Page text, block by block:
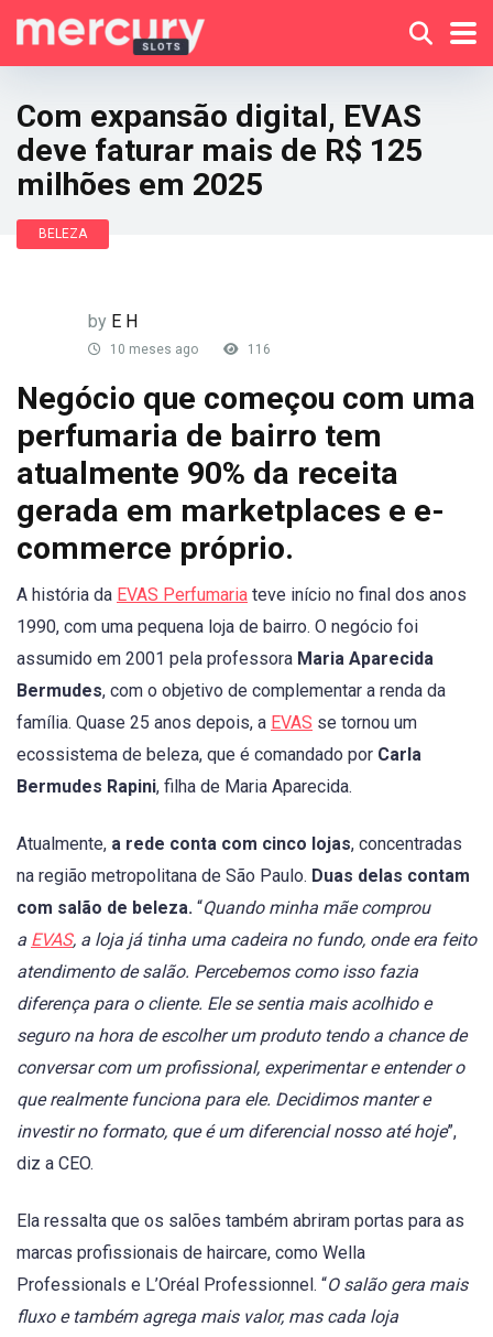
Com expansão digital, EVAS
deve faturar mais de R$ 125
milhões em 2025
BELEZA
by E H
10 meses ago 116
Negócio que começou com uma
perfumaria de bairro tem
atualmente 90% da receita
gerada em marketplaces e e-
commerce próprio.
A história da EVAS Perfumaria teve início no final dos anos
1990, com uma pequena loja de bairro. O negócio foi
assumido em 2001 pela professora Maria Aparecida
Bermudes, com o objetivo de complementar a renda da
família. Quase 25 anos depois, a EVAS se tornou um
ecossistema de beleza, que é comandado por Carla
Bermudes Rapini, filha de Maria Aparecida.
Atualmente, a rede conta com cinco lojas, concentradas
na região metropolitana de São Paulo. Duas delas contam
com salão de beleza. “Quando minha mãe comprou
a EVAS, a loja já tinha uma cadeira no fundo, onde era feito
atendimento de salão. Percebemos como isso fazia
diferença para o cliente. Ele se sentia mais acolhido e
seguro na hora de escolher um produto tendo a chance de
conversar com um profissional, experimentar e entender o
que realmente funciona para ele. Decidimos manter e
investir no formato, que é um diferencial nosso até hoje”,
diz a CEO.
Ela ressalta que os salões também abriram portas para as
marcas profissionais de haircare, como Wella
Professionals e L’Oréal Professionnel. “O salão gera mais
fluxo e também agrega mais valor, mas cada loja